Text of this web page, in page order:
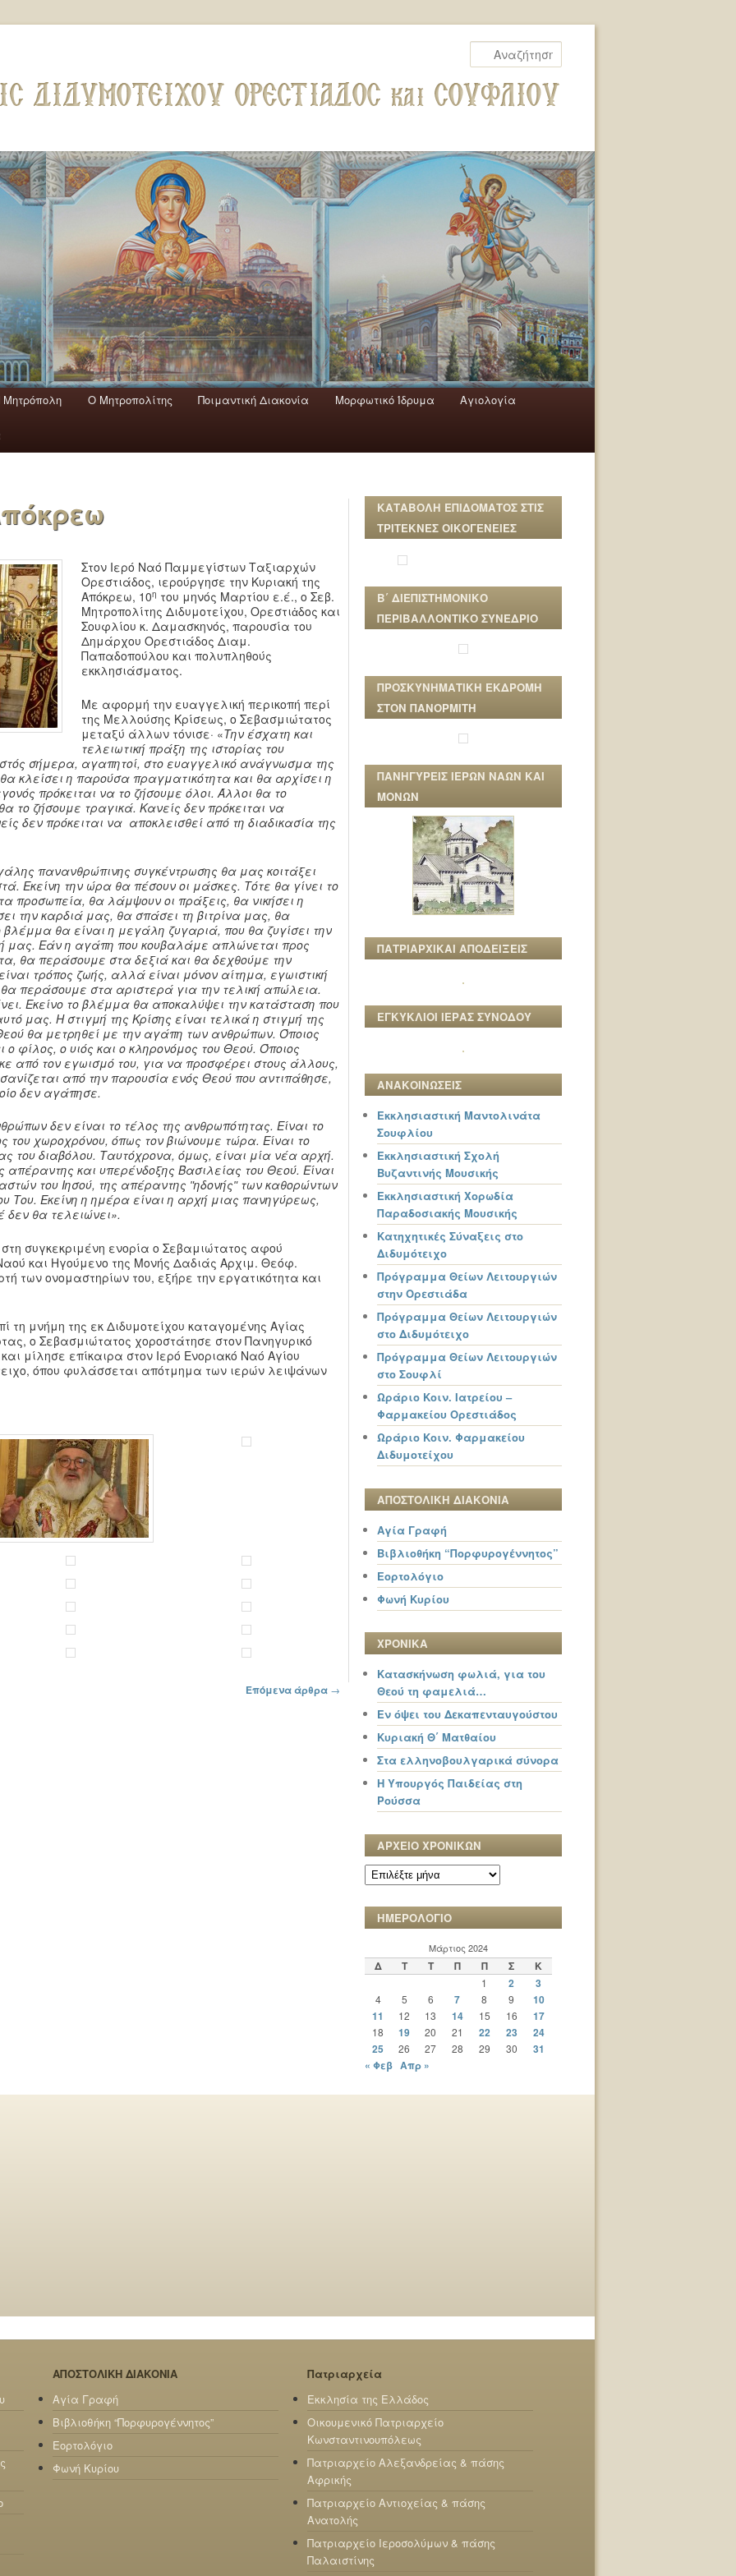
Mητρόπολη Ο Mητροπολίτης Ποιμαντική Διακονία Μορφωτικό Ίδρυμα Αγιολογία
Στον Ιερό Ναό Παμμεγίστων Ταξιαρχών
Ορεστιάδος, ιερούργησε την Κυριακή της
Απόκρεω, 10η του μηνός Μαρτίου ε.έ., ο Σεβ.
Μητροπολίτης Διδυμοτείχου, Ορεστιἀδος και
Σουφλίου κ. Δαμασκηνός, παρουσία του
Δημάρχου Ορεστιάδος Διαμ.
Παπαδοπούλου και πολυπληθούς
εκκλησιάσματος.
Με αφορμή την ευαγγελική περικοπή περί
της Μελλούσης Κρίσεως, ο Σεβασμιώτατος
μεταξύ άλλων τόνισε· «Την έσχατη και
τελειωτική πράξη της ιστορίας του
σήμερα, αγαπητοί, στο ευαγγελικό ανάγνωσμα της
κλείσει η παρούσα πραγματικότητα και θα αρχίσει η
πρόκειται να το ζήσουμε όλοι. Άλλοι θα το
το ζήσουμε τραγικά. Κανείς δεν πρόκειται να
δεν πρόκειται να αποκλεισθεί από τη διαδικασία της
πανανθρώπινης συγκέντρωσης θα μας κοιτάξει
Εκείνη την ώρα θα πέσουν οι μάσκες. Τότε θα γίνει το
προσωπεία, θα λάμψουν οι πράξεις, θα νικήσει η
την καρδιά μας, θα σπάσει τη βιτρίνα μας, θα
βλέμμα θα είναι η μεγάλη ζυγαριά, που θα ζυγίσει την
μας. Εάν η αγάπη που κουβαλάμε απλώνεται προς
θα περάσουμε στα δεξιά και θα δεχθούμε την
τρόπος ζωής, αλλά είναι μόνον αίτημα, εγωιστική
θα περάσουμε στα αριστερά για την τελική απώλεια.
Εκείνο το βλέμμα θα αποκαλύψει την κατάσταση που
μας. Η στιγμή της Κρίσης είναι τελικά η στιγμή της
θα μετρηθεί με την αγάπη των ανθρώπων. Όποιος
ο φίλος, ο υιός και ο κληρονόμος του Θεού. Όποιος
από τον εγωισμό του, για να προσφέρει στους άλλους,
από την παρουσία ενός Θεού που αντιπάθησε,
δεν αγάπησε.
δεν είναι το τέλος της ανθρωπότητας. Είναι το
του χωροχρόνου, όπως τον βιώνουμε τώρα. Είναι το
του διαβόλου. Ταυτόχρονα, όμως, είναι μία νέα αρχή.
απέραντης και υπερένδοξης Βασιλείας του Θεού. Είναι
του Ιησού, της απέραντης ʺηδονήςʺ των καθορώντων
Του. Εκείνη η ημέρα είναι η αρχή μιας πανηγύρεως,
δεν θα τελειώνει».
συγκεκριμένη ενορία ο Σεβαμιώτατος αφού
και Ηγούμενο της Μονής Δαδιάς Αρχιμ. Θεόφ.
των ονομαστηρίων του, εξήρε την εργατικότητα και
τη μνήμη της εκ Διδυμοτείχου καταγομένης Αγίας
ο Σεβασμιώτατος χοροστάτησε στον Πανηγυρικό
μίλησε επίκαιρα στον Ιερό Ενοριακό Ναό Αγίου
όπου φυλάσσεται απότμημα των ιερών λειψάνων
Επόμενα άρθρα →
ΚΑΤΑΒΟΛΗ ΕΠΙΔΟΜΑΤΟΣ ΣΤΙΣ
ΤΡΙΤΕΚΝΕΣ ΟΙΚΟΓΕΝΕΙΕΣ
Β΄ ΔΙΕΠΙΣΤΗΜΟΝΙΚΟ
ΠΕΡΙΒΑΛΛΟΝΤΙΚΟ ΣΥΝΕΔΡΙΟ
ΠΡΟΣΚΥΝΗΜΑΤΙΚΗ ΕΚΔΡΟΜΗ
ΣΤΟΝ ΠΑΝΟΡΜΙΤΗ
ΠΑΝΗΓΥΡΕΙΣ ΙΕΡΩΝ ΝΑΩΝ ΚΑΙ
ΜΟΝΩΝ
ΠΑΤΡΙΑΡΧΙΚΑΙ ΑΠΟΔΕΙΞΕΙΣ
ΕΓΚΥΚΛΙΟΙ ΙΕΡΑΣ ΣΥΝΟΔΟΥ
ΑΝΑΚΟΙΝΩΣΕΙΣ
Εκκλησιαστική Μαντολινάτα
Σουφλίου
Εκκλησιαστική Σχολή
Βυζαντινής Μουσικής
Εκκλησιαστική Χορωδία
Παραδοσιακής Μουσικής
Κατηχητικές Σύναξεις στο
Διδυμότειχο
Πρόγραμμα Θείων Λειτουργιών
στην Ορεστιάδα
Πρόγραμμα Θείων Λειτουργιών
στο Διδυμότειχο
Πρόγραμμα Θείων Λειτουργιών
στο Σουφλί
Ωράριο Κοιν. Ιατρείου –
Φαρμακείου Ορεστιάδος
Ωράριο Κοιν. Φαρμακείου
Διδυμοτείχου
ΑΠΟΣΤΟΛΙΚΗ ΔΙΑΚΟΝΙΑ
Αγία Γραφή
Βιβλιοθήκη “Πορφυρογέννητος”
Εορτολόγιο
Φωνή Κυρίου
ΧΡΟΝΙΚΑ
Κατασκήνωση φωλιά, για του
Θεού τη φαμελιά…
Εν όψει του Δεκαπενταυγούστου
Κυριακή Θ΄ Ματθαίου
Στα ελληνοβουλγαρικά σύνορα
Η Υπουργός Παιδείας στη
Ρούσσα
ΑΡΧΕΙΟ ΧΡΟΝΙΚΩΝ
ΑΡΧΕΙΟ
ΧΡΟΝΙΚΩΝ
ΗΜΕΡΟΛΟΓΙΟ
Μάρτιος 2024
Δ Τ Τ Π Π Σ Κ
1 2 3
4 5 6 7 8 9
10
11
12 13 14 15 16 17
18 19 20 21 22 23
24
25
26 27 28 29 30
31
« Φεβ Απρ »
ΑΠΟΣΤΟΛΙΚΗ ΔΙΑΚΟΝΙΑ
Αγία Γραφή
Βιβλιοθήκη “Πορφυρογέννητος”
Εορτολόγιο
Φωνή Κυρίου
Πατριαρχεία
Εκκλησία της Ελλάδος
Οικουμενικό Πατριαρχείο
Κωνσταντινουπόλεως
Πατριαρχείο Αλεξανδρείας & πάσης
Αφρικής
Πατριαρχείο Αντιοχείας & πάσης
Ανατολής
Πατριαρχείο Ιεροσολύμων & πάσης
Παλαιστίνης